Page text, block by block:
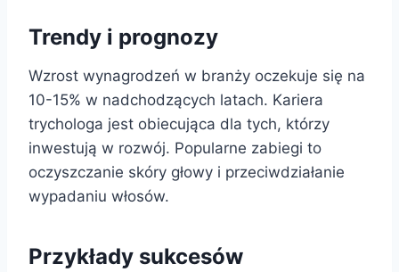
Trendy i prognozy
Wzrost wynagrodzeń w branży oczekuje się na
10-15% w nadchodzących latach. Kariera
trychologa jest obiecująca dla tych, którzy
inwestują w rozwój. Popularne zabiegi to
oczyszczanie skóry głowy i przeciwdziałanie
wypadaniu włosów.
Przykłady sukcesów